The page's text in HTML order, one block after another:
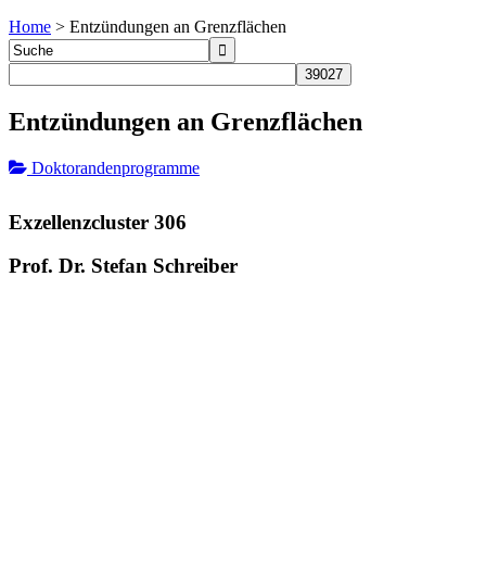
Home > Entzündungen an Grenzflächen
Entzündungen an Grenzflächen
Doktorandenprogramme
Exzellenzcluster 306
Prof. Dr. Stefan Schreiber